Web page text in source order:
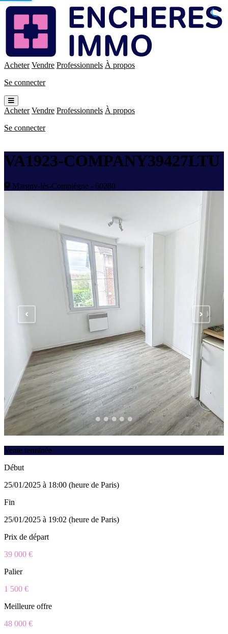
Enchères
Immo
Acheter Vendre Professionnels À propos
Se connecter
Ouvrir
le
menu
Acheter Vendre Professionnels À propos
Se connecter
VA1923-COMPANY39427LTU
Margny-lès-Compiègne - 60280
Vente terminée
Début
25/01/2025 à 18:00 (heure de Paris)
Fin
25/01/2025 à 19:02 (heure de Paris)
Prix de départ
39 000 €
Palier
1 500 €
Meilleure offre
48 000 €